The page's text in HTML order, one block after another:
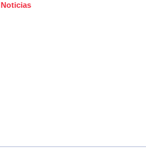
Noticias